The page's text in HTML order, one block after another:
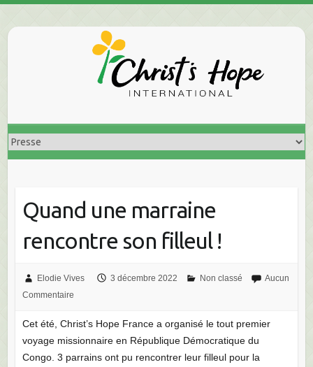
Quand une marraine
rencontre son filleul !
Elodie Vives 3 décembre 2022 Non classé
Aucun
Commentaire
Cet été, Christ’s Hope France a organisé le tout premier
voyage missionnaire en République Démocratique du
Congo. 3 parrains ont pu rencontrer leur filleul pour la